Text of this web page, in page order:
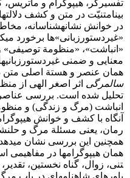
تفسیرگر، هیپوگرام و
بینامتنیّت در متن و کشف
در خوانش نشانه­شناسانه،
«غیردستورزبانی»­ها برخورد
«انباشت»، «منظومة توصیفی» و
معنایی و ضمنی
همان عنصر و هستة اصلی متن
سالمرگی اثر اصغر الهی از
تحلیل شده است. بررسی عناصر
انباشت (مرگ و زندگی) و
آنگاه با کشف و خوانش
رمان، یعنی مسئلة مرگ و
همچنین این بررسی نشان می­دهد
همان هیپوگرام­ها در مفاهیمی
تنی، زوال، گناه نخستین،
باورهای شاهنامه­ای در باب